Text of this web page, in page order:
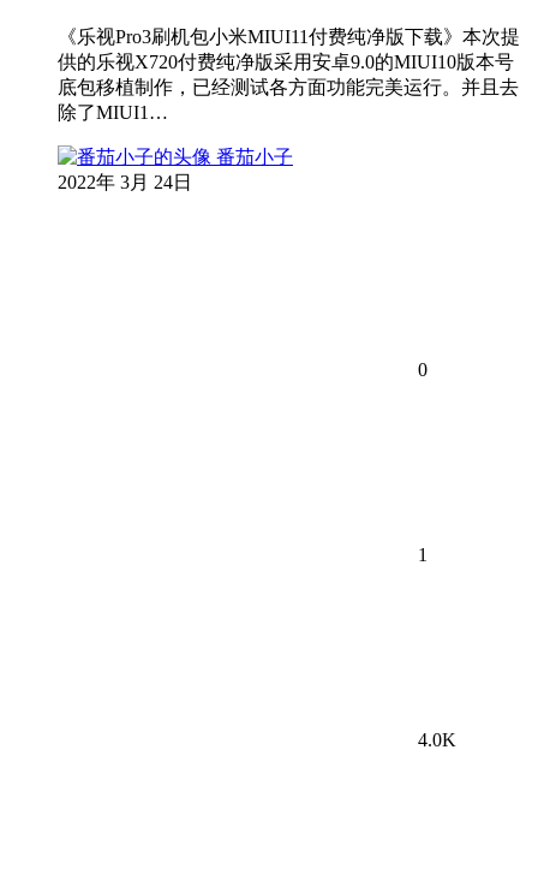
《乐视Pro3刷机包小米MIUI11付费纯净版下载》本次提
供的乐视X720付费纯净版采用安卓9.0的MIUI10版本号
底包移植制作，已经测试各方面功能完美运行。并且去
除了MIUI1…
番茄小子
2022年 3月 24日
0
1
4.0K